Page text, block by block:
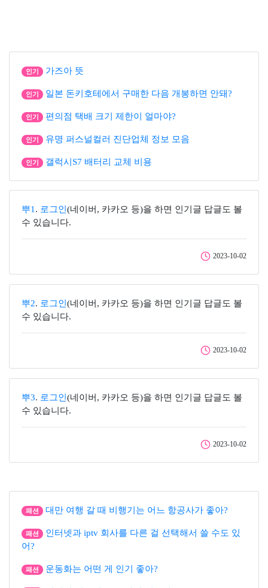
인기 가즈아 뜻
인기 일본 돈키호테에서 구매한 다음 개봉하면 안돼?
인기 편의점 택배 크기 제한이 얼마야?
인기 유명 퍼스널컬러 진단업체 정보 모음
인기 갤럭시S7 배터리 교체 비용
뿌1 . 로그인 (네이버, 카카오 등)을 하면 인기글 답글도 볼
수 있습니다.
2023-10-02
뿌2. 로그인 (네이버, 카카오 등)을 하면 인기글 답글도 볼
수 있습니다.
2023-10-02
뿌3. 로그인 (네이버, 카카오 등)을 하면 인기글 답글도 볼
수 있습니다.
2023-10-02
패션 대만 여행 갈 때 비행기는 어느 항공사가 좋아?
패션
인터넷과 iptv 회사를 다른 걸 선택해서 쓸 수도 있
어?
패션 운동화는 어떤 게 인기 좋아?